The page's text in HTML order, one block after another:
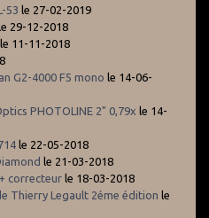
53 le 27-02-2019
29-12-2018
le 11-11-2018
G2-4000 F5 mono le 14-06-
PHOTOLINE 2" 0,79x le 14-
le 22-05-2018
le 21-03-2018
correcteur le 18-03-2018
Thierry Legault 2éme édition le